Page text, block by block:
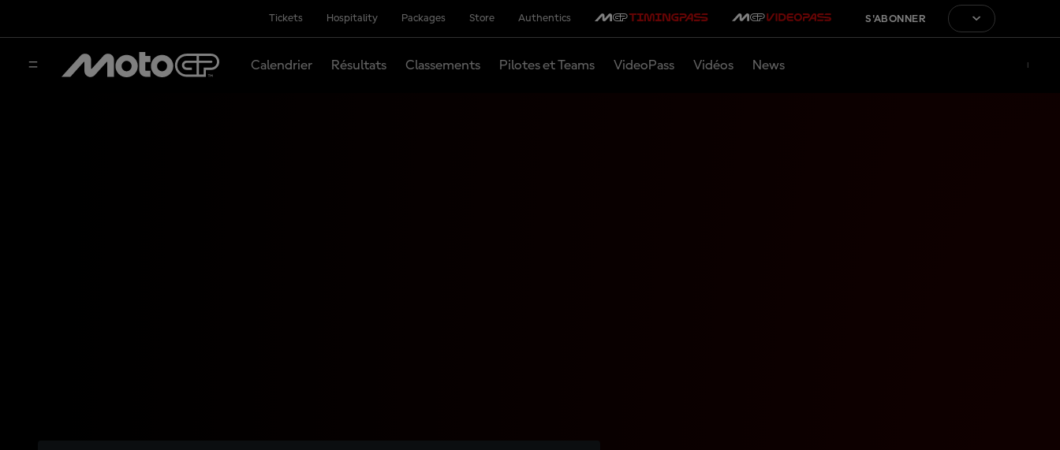
Tickets Hospitality Packages Store Authentics S'ABONNER
Calendrier Résultats Classements Pilotes et Teams VideoPass Vidéos News